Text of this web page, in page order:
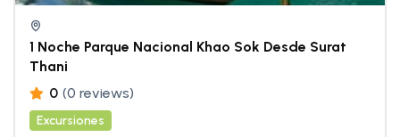
1 Noche Parque Nacional Khao Sok Desde Surat
Thani
0 (0 reviews)
Excursiones